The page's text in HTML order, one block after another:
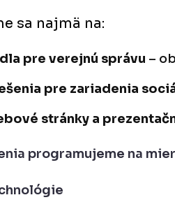
sa najmä na:
pre verejnú správu –
pre zariadenia
stránky a
programujeme na